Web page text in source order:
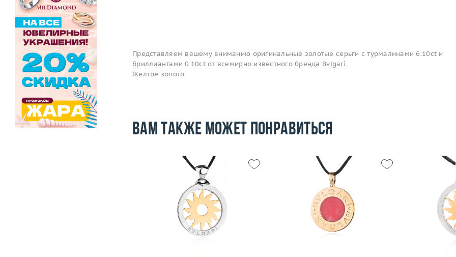
Представляем вашему вниманию оригинальные золотые серьги с турмалинами 6.10ct и
бриллиантами 0.10ct от всемирно известного бренда Bvlgari.
Желтое золото.
Вам также может понравиться
золото 750 пробы,
Подробнее
золото 750 пробы,
Материал